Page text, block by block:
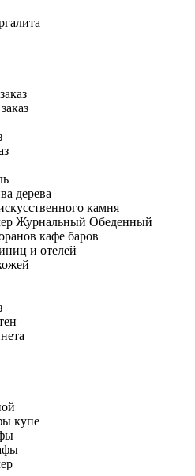
дерева
камня
Журнальный Обеденный
кафе баров
и отелей
купе